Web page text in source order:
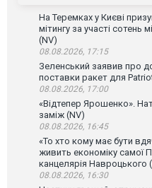
На Теремках у Києві
мітингу за участі
(NV)
08.08.2026, 17:15
Зеленський заявив про
поставки ракет для
08.08.2026, 17:00
«Відтепер Ярошенко».
заміж (NV)
08.08.2026, 16:45
«То хто кому має бути
живить економіку самої
канцелярія Навроцького
08.08.2026, 16:30